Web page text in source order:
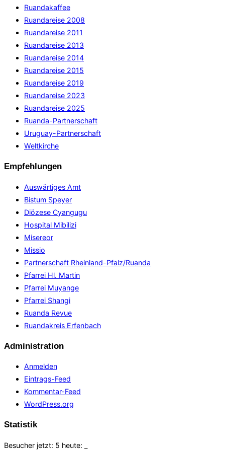
Ruandakaffee
Ruandareise 2008
Ruandareise 2011
Ruandareise 2013
Ruandareise 2014
Ruandareise 2015
Ruandareise 2019
Ruandareise 2023
Ruandareise 2025
Ruanda-Partnerschaft
Uruguay-Partnerschaft
Weltkirche
Empfehlungen
Auswärtiges Amt
Bistum Speyer
Diözese Cyangugu
Hospital Mibilizi
Misereor
Missio
Partnerschaft Rheinland-Pfalz/Ruanda
Pfarrei Hl. Martin
Pfarrei Muyange
Pfarrei Shangi
Ruanda Revue
Ruandakreis Erfenbach
Administration
Anmelden
Eintrags-Feed
Kommentar-Feed
WordPress.org
Statistik
Besucher jetzt: 5 heute: